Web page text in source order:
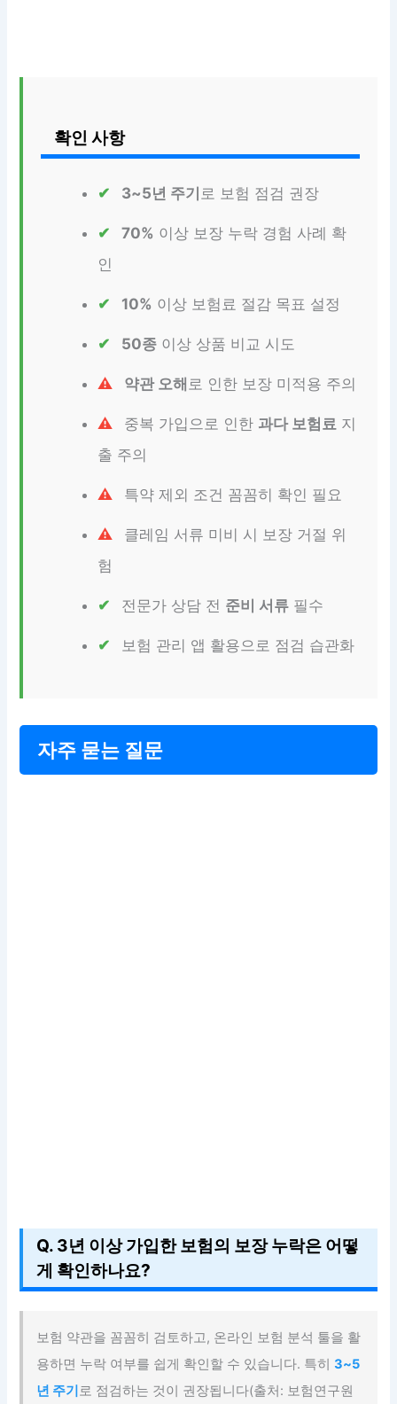
확인 사항
3~5년 주기 로 보험 점검 권장
70% 이상 보장 누락 경험 사례 확
인
10% 이상 보험료 절감 목표 설정
50종 이상 상품 비교 시도
약관 오해 로 인한 보장 미적용 주의
중복 가입으로 인한 과다 보험료 지
출 주의
특약 제외 조건 꼼꼼히 확인 필요
클레임 서류 미비 시 보장 거절 위
험
전문가 상담 전 준비 서류 필수
보험 관리 앱 활용으로 점검 습관화
자주 묻는 질문
Q. 3년 이상 가입한 보험의 보장 누락은 어떻
게 확인하나요?
보험 약관을 꼼꼼히 검토하고, 온라인 보험 분석 툴을 활
용하면 누락 여부를 쉽게 확인할 수 있습니다. 특히3~5
년 주기로 점검하는 것이 권장됩니다(출처: 보험연구원